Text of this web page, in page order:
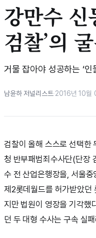
강만수 신
검찰’의
거물 잡아야 성공하는 ‘
남윤하 저널리스트·2016년 10월
검찰이 올해 스스로 선택한
청 반부패범죄수사단(단장
수 전 산업은행장을, 서울
제2롯데월드를 허가받았던
지만 법원이 영장을 기각했
던 두 대형 수사는 구속 실